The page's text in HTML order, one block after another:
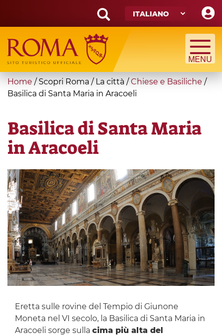
main
content
Search
form
Cerca
You
are
Home / Scopri Roma / La città / Chiese e Basiliche /
Basilica di Santa Maria in Aracoeli
Basilica di Santa Maria
in Aracoeli
Eretta sulle rovine del Tempio di Giunone
Moneta nel VI secolo, la Basilica di Santa Maria in
Aracoeli sorge sulla cima più alta del